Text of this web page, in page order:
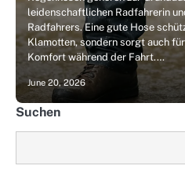
leidenschaftlichen Radfahrerin
Radfahrers. Eine gute Hose
Klamotten, sondern sorgt auch
Komfort während der Fahrt.…
June 20, 2026
Suchen